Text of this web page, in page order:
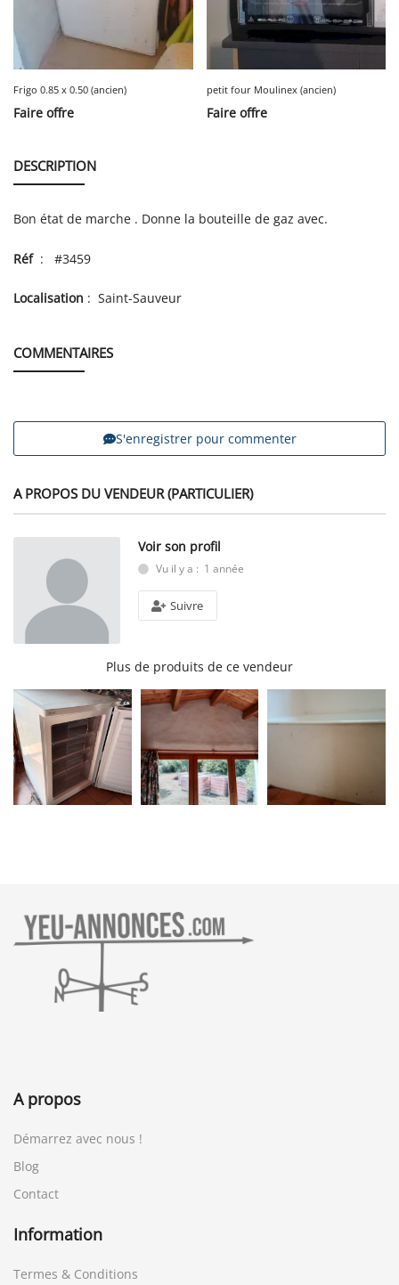
Frigo 0.85 x 0.50 (ancien)
Faire offre
petit four Moulinex (ancien)
Faire offre
DESCRIPTION
Bon état de marche . Donne la bouteille de gaz avec.
Réf: #3459
Localisation : Saint-Sauveur
COMMENTAIRES
S'enregistrer pour commenter
A PROPOS DU VENDEUR (PARTICULIER)
Voir son profil
Vu il y a : 1 année
Suivre
Plus de produits de ce vendeur
A propos
Démarrez avec nous !
Blog
Contact
Information
Termes & Conditions